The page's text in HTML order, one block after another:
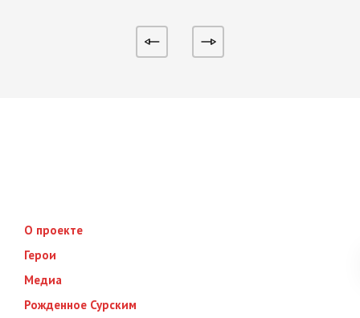
О проекте
Герои
Медиа
Рожденное Сурским